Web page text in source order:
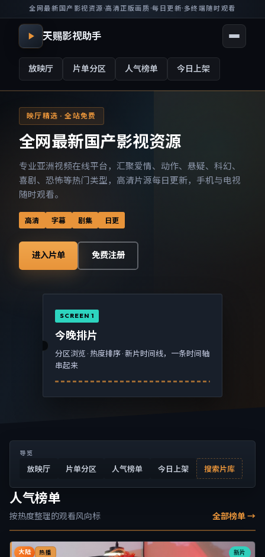
全网最新国产影视资源·高清正版画质·每日更新· 多终端随时观看
天赐影视助手
放映厅 片单分区 人气榜单 今日上架
映厅精选 · 全站免费
全网最新国产影视资源
专业亚洲视频在线平台，汇聚爱情、动作、悬疑、科幻、
喜剧、恐怖等热门类型，高清片源每日更新，手机与电视
随时观看。
高清 字幕 剧集 日更
进入片单 免费注册
SCREEN 1
今晚排片
分区浏览 · 热度排序 · 新片时间线，一条时间轴
串起来
导览
放映厅 片单分区 人气榜单 今日上架 搜索片库
人气榜单
按热度整理的观看风向标 全部榜单 →
新片
大陆 热播